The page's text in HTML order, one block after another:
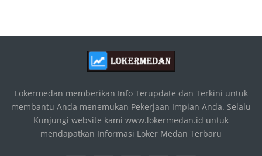
Lokermedan memberikan Info Terupdate dan Terkini untuk
membantu Anda menemukan Pekerjaan Impian Anda. Selalu
Kunjungi website kami www.lokermedan.id untuk
mendapatkan Informasi Loker Medan Terbaru